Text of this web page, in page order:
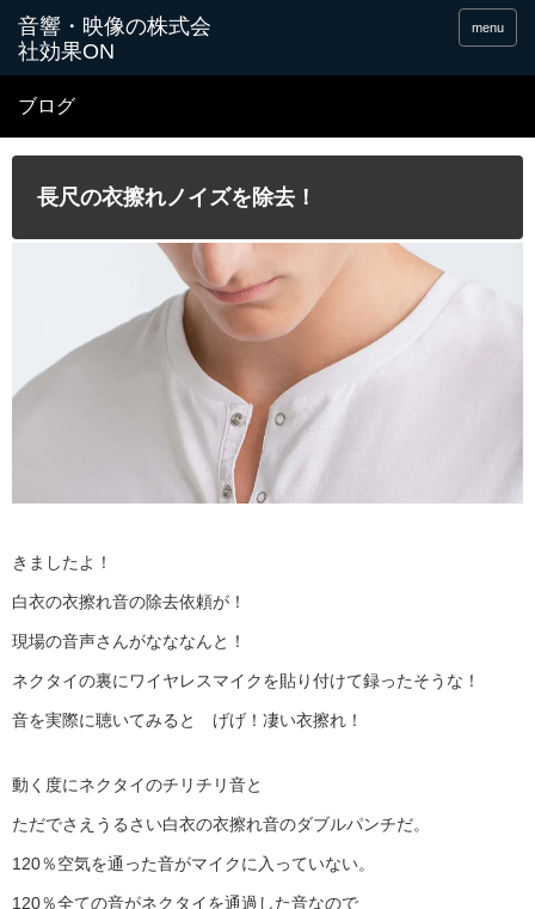
menu
ブログ
長尺の衣擦れノイズを除去！
きましたよ！
白衣の衣擦れ音の除去依頼が！
現場の音声さんがなななんと！
ネクタイの裏にワイヤレスマイクを貼り付けて録ったそうな！
音を実際に聴いてみると げげ！凄い衣擦れ！
動く度にネクタイのチリチリ音と
ただでさえうるさい白衣の衣擦れ音のダブルパンチだ。
120％空気を通った音がマイクに入っていない。
120％全ての音がネクタイを通過した音なので